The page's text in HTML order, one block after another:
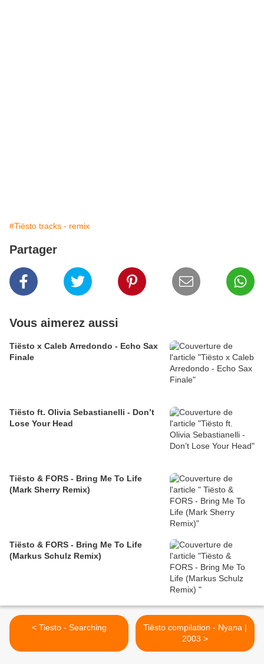
#Tiësto tracks - remix
Partager
Vous aimerez aussi
Tiësto x Caleb Arredondo - Echo Sax
Finale
Tiësto ft. Olivia Sebastianelli - Don’t
Lose Your Head
Tiësto & FORS - Bring Me To Life
(Mark Sherry Remix)
Tiësto & FORS - Bring Me To Life
(Markus Schulz Remix)
< Tiesto - Searching
Tiësto compilation - Nyana |
2003 >